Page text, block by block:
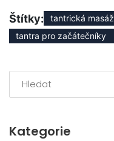
Štítky: tantrická masáž
tantra pro začátečníky
Kategorie